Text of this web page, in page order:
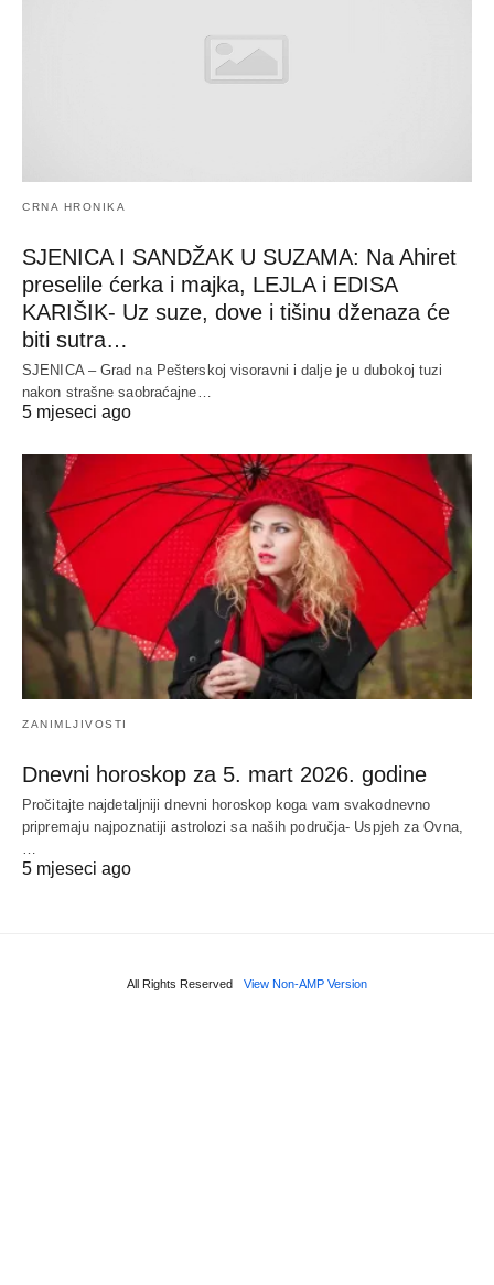
CRNA HRONIKA
SJENICA I SANDŽAK U SUZAMA: Na Ahiret
preselile ćerka i majka, LEJLA i EDISA
KARIŠIK- Uz suze, dove i tišinu dženaza će
biti sutra…
SJENICA – Grad na Pešterskoj visoravni i dalje je u dubokoj tuzi
nakon strašne saobraćajne…
5 mjeseci ago
ZANIMLJIVOSTI
Dnevni horoskop za 5. mart 2026. godine
Pročitajte najdetaljniji dnevni horoskop koga vam svakodnevno
pripremaju najpoznatiji astrolozi sa naših područja- Uspjeh za Ovna,
5 mjeseci ago
All Rights Reserved View Non-AMP Version